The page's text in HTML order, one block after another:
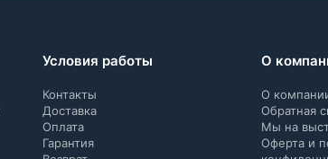
Условия работы
Контакты
Доставка
Оплата
Гарантия
О
О
Обратная
Мы на
Оферта и